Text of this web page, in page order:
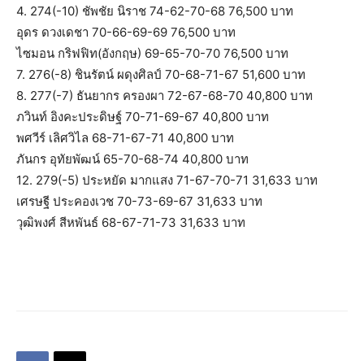
4. 274(-10) ชัพชัย นิราช 74-62-70-68 76,500 บาท
อุดร ดวงเดชา 70-66-69-69 76,500 บาท
ไซมอน กริฟฟิท(อังกฤษ) 69-65-70-70 76,500 บาท
7. 276(-8) ชินรัตน์ ผดุงศิลป์ 70-68-71-67 51,600 บาท
8. 277(-7) ธันยากร ครองผา 72-67-68-70 40,800 บาท
ภวินท์ อิงคะประดิษฐ์ 70-71-69-67 40,800 บาท
พศวีร์ เลิศวิไล 68-71-67-71 40,800 บาท
ภันกร อุทัยพัฒน์ 65-70-68-74 40,800 บาท
12. 279(-5) ประหยัด มากแสง 71-67-70-71 31,633 บาท
เศรษฐี ประคองเวช 70-73-69-67 31,633 บาท
วุฒิพงศ์ สีหพันธ์ 68-67-71-73 31,633 บาท